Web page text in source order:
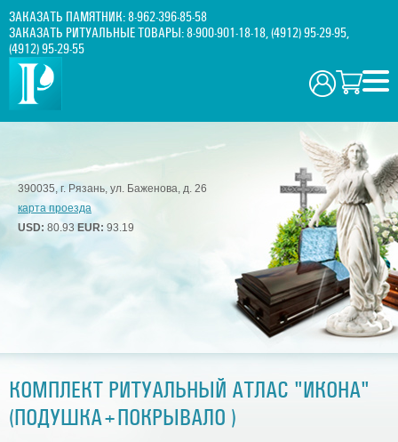
ЗАКАЗАТЬ ПАМЯТНИК:8-962-396-85-58
ЗАКАЗАТЬ РИТУАЛЬНЫЕ ТОВАРЫ:8-900-901-18-18,(4912) 95-29-95,
(4912) 95-29-55
390035, г. Рязань, ул. Баженова, д. 26
карта проезда
USD: 80.93 EUR: 93.19
КОМПЛЕКТ РИТУАЛЬНЫЙ АТЛАС "ИКОНА"
(ПОДУШКА+ПОКРЫВАЛО )